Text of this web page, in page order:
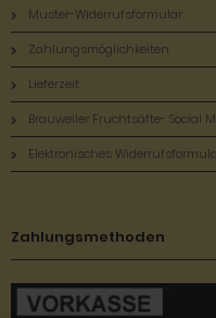
Muster-Widerrufsformular
Zahlungsmöglichkeiten
Lieferzeit
Brauweiler Fruchtsäfte- Social
Elektronisches
Zahlungsmethoden